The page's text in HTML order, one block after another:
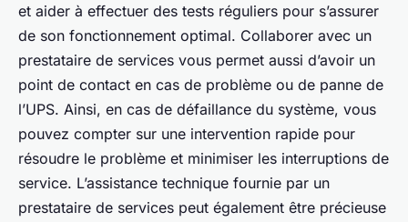
et aider à effectuer des tests réguliers pour s’assurer
de son fonctionnement optimal. Collaborer avec un
prestataire de services vous permet aussi d’avoir un
point de contact en cas de problème ou de panne de
l’UPS. Ainsi, en cas de défaillance du système, vous
pouvez compter sur une intervention rapide pour
résoudre le problème et minimiser les interruptions de
service. L’assistance technique fournie par un
prestataire de services peut également être précieuse